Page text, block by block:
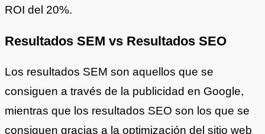
ROI del 20%.
Resultados SEM vs Resultados SEO
Los resultados SEM son aquellos que se
consiguen a través de la publicidad en Google,
mientras que los resultados SEO son los que se
consiguen gracias a la optimización del sitio web